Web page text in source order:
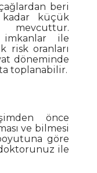
beri
kadar küçük
imkanlar ile
risk oranları
döneminde
toplanabilir.
önce
ve bilmesi
göre
ile